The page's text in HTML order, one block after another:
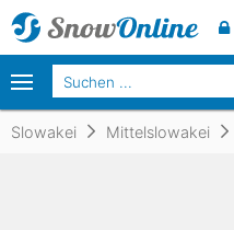
Slowakei Mittelslowakei